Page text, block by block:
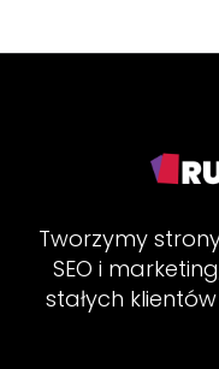
Tworzymy
SEO i
stałych